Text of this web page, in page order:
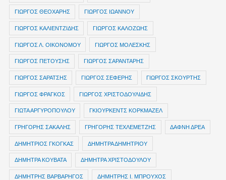
ΓΙΩΡΓΟΣ ΘΕΟΧΑΡΗΣ ΓΙΩΡΓΟΣ ΙΩΑΝΝΟΥ
ΓΙΩΡΓΟΣ ΚΑΛΙΕΝΤΖΙΔΗΣ ΓΙΩΡΓΟΣ ΚΑΛΟΖΩΗΣ
ΓΙΩΡΓΟΣ Λ. ΟΙΚΟΝΟΜΟΥ ΓΙΩΡΓΟΣ ΜΟΛΕΣΚΗΣ
ΓΙΩΡΓΟΣ ΠΕΤΟΥΣΗΣ ΓΙΩΡΓΟΣ ΣΑΡΑΝΤΑΡΗΣ
ΓΙΩΡΓΟΣ ΣΑΡΑΤΣΗΣ ΓΙΩΡΓΟΣ ΣΕΦΕΡΗΣ ΓΙΩΡΓΟΣ ΣΚΟΥΡΤΗΣ
ΓΙΩΡΓΟΣ ΦΡΑΓΚΟΣ ΓΙΩΡΓΟΣ ΧΡΙΣΤΟΔΟΥΛΙΔΗΣ
ΓΙΩΤΑ ΑΡΓΥΡΟΠΟΥΛΟΥ ΓΚΙΟΥΡΚΕΝΤΣ ΚΟΡΚΜΑΖΕΛ
ΓΡΗΓΟΡΗΣ ΣΑΚΑΛΗΣ ΓΡΗΓΟΡΗΣ ΤΕΧΛΕΜΕΤΖΗΣ ΔΑΦΝΗ ΔΡΕΑ
ΔΗΜΗΤΡIOΣ ΓΚΟΓΚΑΣ ΔΗΜΗΤΡΑ ΔΗΜΗΤΡΙΟΥ
ΔΗΜΗΤΡΑ ΚΟΥΒΑΤΑ ΔΗΜΗΤΡΑ ΧΡΙΣΤΟΔΟΥΛΟΥ
ΔΗΜΗΤΡΗΣ ΒΑΡΒΑΡΗΓΟΣ ΔΗΜΗΤΡΗΣ Ι. ΜΠΡΟΥΧΟΣ